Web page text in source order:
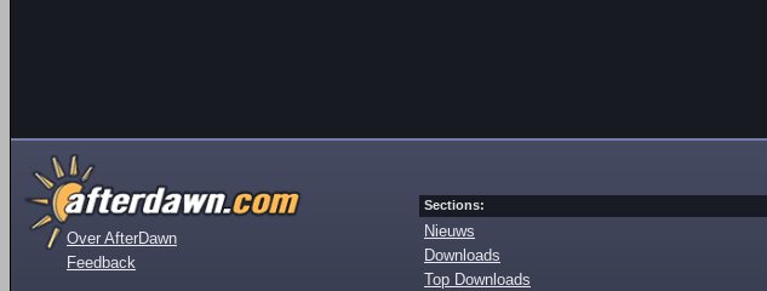
Over AfterDawn
Feedback
Sections:
Nieuws
Downloads
Top Downloads